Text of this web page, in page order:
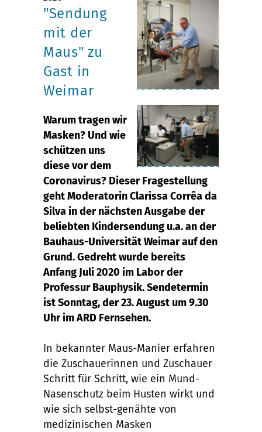
"Sendung
mit der
Maus" zu
Gast in
Weimar
Warum tragen wir
Masken? Und wie
schützen uns
diese vor dem
Coronavirus? Dieser Fragestellung
geht Moderatorin Clarissa Corrêa da
Silva in der nächsten Ausgabe der
beliebten Kindersendung u.a. an der
Bauhaus-Universität Weimar auf den
Grund. Gedreht wurde bereits
Anfang Juli 2020 im Labor der
Professur Bauphysik. Sendetermin
ist Sonntag, der 23. August um 9.30
Uhr im ARD Fernsehen.
In bekannter Maus-Manier erfahren
die Zuschauerinnen und Zuschauer
Schritt für Schritt, wie ein Mund-
Nasenschutz beim Husten wirkt und
wie sich selbst-genähte von
medizinischen Masken